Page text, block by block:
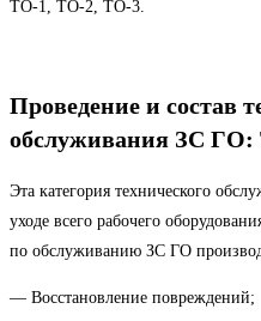
ТО-1, ТО-2, ТО-3.
Проведение и состав
обслуживания ЗС ГО:
Эта категория технического
уходе всего рабочего
по обслуживанию ЗС ГО
— Восстановление повреждений;